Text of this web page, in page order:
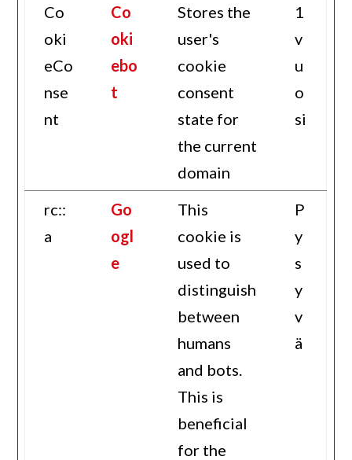
Co
oki
eCo
nse
nt
Co
oki
ebo
t
Stores the
user's
cookie
consent
state for
the current
domain
1
v
u
o
si
rc::
a
Go
ogl
e
This
cookie is
used to
distinguish
between
humans
and bots.
This is
beneficial
for the
P
y
s
y
v
ä